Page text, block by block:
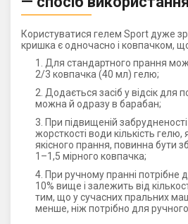
Користуватися гелем Sport дуже
кришка є одночасно і ковпачком,
Для стандартного прання
2/3 ковпачка (40 мл) гелю;
Додається засіб у відсік для
можна й одразу в барабан;
При підвищеній
жорсткості води кількість гелю,
якісного прання, повинна бути
1–1,5 мірного ковпачка;
При ручному пранні потрібне
10% вище і залежить від
тим, що у сучасних пральних
менше, ніж потрібно для